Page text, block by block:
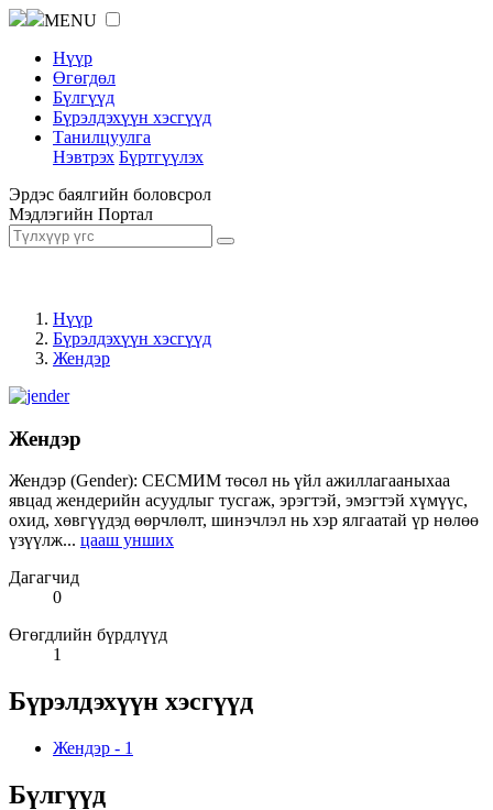
MENU
Нүүр
Өгөгдөл
Бүлгүүд
Бүрэлдэхүүн хэсгүүд
Танилцуулга
Нэвтрэх Бүртгүүлэх
Эрдэс баялгийн боловсрол
Мэдлэгийн Портал
Нүүр
Бүрэлдэхүүн хэсгүүд
Жендэр
Жендэр
Жендэр (Gender): СЕСМИМ төсөл нь үйл ажиллагааныхаа
явцад жендерийн асуудлыг тусгаж, эрэгтэй, эмэгтэй хүмүүс,
охид, хөвгүүдэд өөрчлөлт, шинэчлэл нь хэр ялгаатай үр нөлөө
үзүүлж... цааш унших
Дагагчид
0
Өгөгдлийн бүрдлүүд
1
Бүрэлдэхүүн хэсгүүд
Жендэр - 1
Бүлгүүд